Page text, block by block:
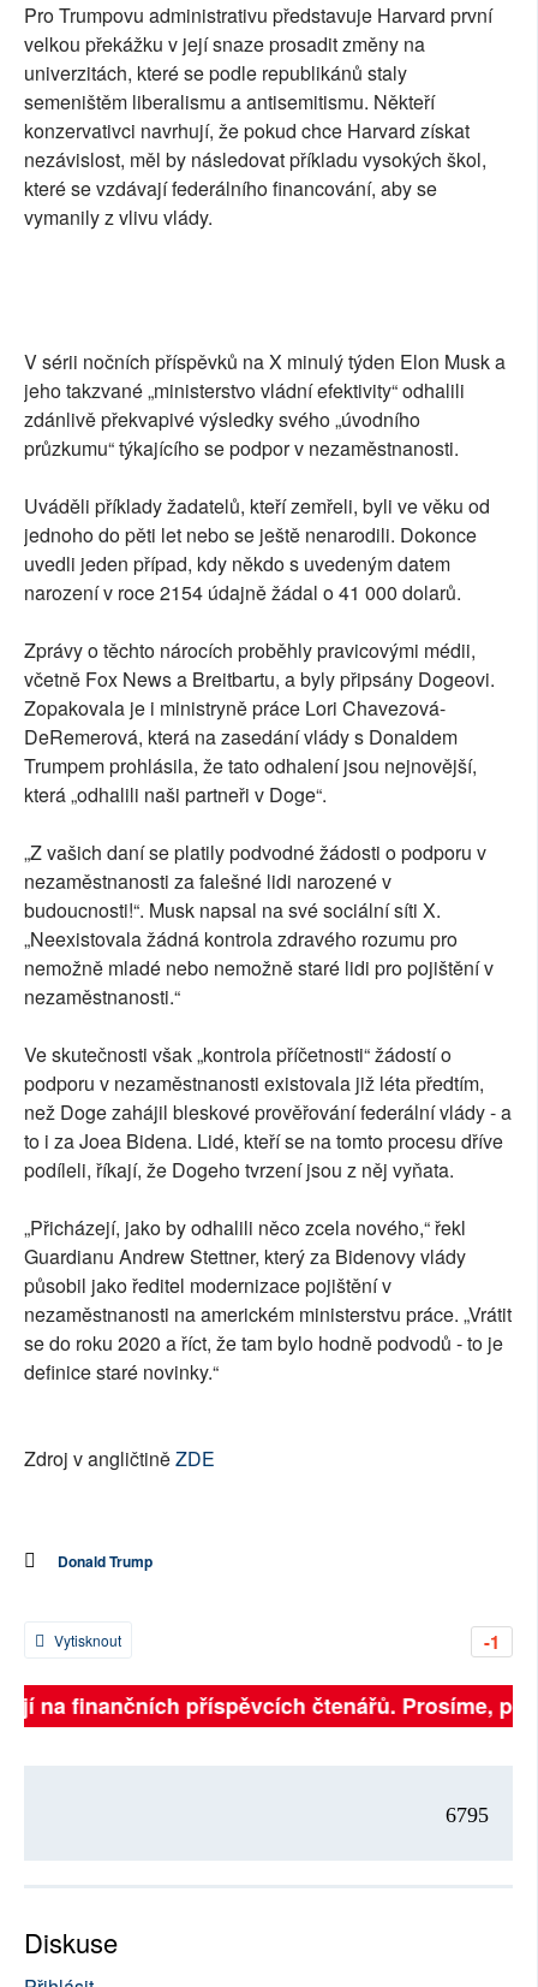
Pro Trumpovu administrativu představuje Harvard první
velkou překážku v její snaze prosadit změny na
univerzitách, které se podle republikánů staly
semeništěm liberalismu a antisemitismu. Někteří
konzervativci navrhují, že pokud chce Harvard získat
nezávislost, měl by následovat příkladu vysokých škol,
které se vzdávají federálního financování, aby se
vymanily z vlivu vlády.
V sérii nočních příspěvků na X minulý týden Elon Musk a
jeho takzvané „ministerstvo vládní efektivity“ odhalili
zdánlivě překvapivé výsledky svého „úvodního
průzkumu“ týkajícího se podpor v nezaměstnanosti.
Uváděli příklady žadatelů, kteří zemřeli, byli ve věku od
jednoho do pěti let nebo se ještě nenarodili. Dokonce
uvedli jeden případ, kdy někdo s uvedeným datem
narození v roce 2154 údajně žádal o 41 000 dolarů.
Zprávy o těchto nárocích proběhly pravicovými médii,
včetně Fox News a Breitbartu, a byly připsány Dogeovi.
Zopakovala je i ministryně práce Lori Chavezová-
DeRemerová, která na zasedání vlády s Donaldem
Trumpem prohlásila, že tato odhalení jsou nejnovější,
která „odhalili naši partneři v Doge“.
„Z vašich daní se platily podvodné žádosti o podporu v
nezaměstnanosti za falešné lidi narozené v
budoucnosti!“. Musk napsal na své sociální síti X.
„Neexistovala žádná kontrola zdravého rozumu pro
nemožně mladé nebo nemožně staré lidi pro pojištění v
nezaměstnanosti.“
Ve skutečnosti však „kontrola příčetnosti“ žádostí o
podporu v nezaměstnanosti existovala již léta předtím,
než Doge zahájil bleskové prověřování federální vlády - a
to i za Joea Bidena. Lidé, kteří se na tomto procesu dříve
podíleli, říkají, že Dogeho tvrzení jsou z něj vyňata.
„Přicházejí, jako by odhalili něco zcela nového,“ řekl
Guardianu Andrew Stettner, který za Bidenovy vlády
působil jako ředitel modernizace pojištění v
nezaměstnanosti na americkém ministerstvu práce. „Vrátit
se do roku 2020 a říct, že tam bylo hodně podvodů - to je
definice staré novinky.“
Zdroj v angličtiněZDE
Donald Trump
-1
Vytisknout
finančních příspěvcích čtenářů. Prosíme,
6795
Diskuse